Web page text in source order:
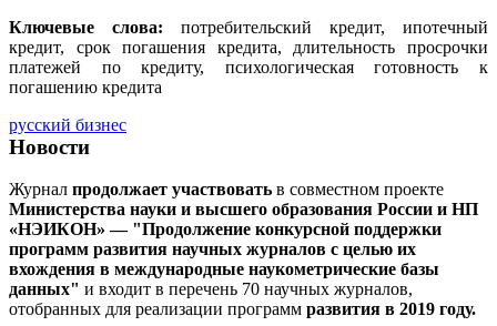
Ключевые слова: потребительский кредит, ипотечный
кредит, срок погашения кредита, длительность просрочки
платежей по кредиту, психологическая готовность к
погашению кредита
русский бизнес
Новости
Журнал продолжает участвовать в совместном проекте
Министерства науки и высшего образования России и НП
«НЭИКОН» — "Продолжение конкурсной поддержки
программ развития научных журналов с целью их
вхождения в международные наукометрические базы
данных" и входит в перечень 70 научных журналов,
отобранных для реализации программ развития в 2019 году.